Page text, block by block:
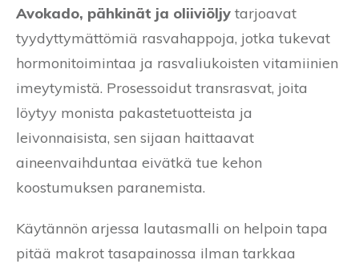
Avokado, pähkinät ja oliiviöljy tarjoavat
tyydyttymättömiä rasvahappoja, jotka tukevat
hormonitoimintaa ja rasvaliukoisten vitamiinien
imeytymistä. Prosessoidut transrasvat, joita
löytyy monista pakastetuotteista ja
leivonnaisista, sen sijaan haittaavat
aineenvaihduntaa eivätkä tue kehon
koostumuksen paranemista.
Käytännön arjessa lautasmalli on helpoin tapa
pitää makrot tasapainossa ilman tarkkaa